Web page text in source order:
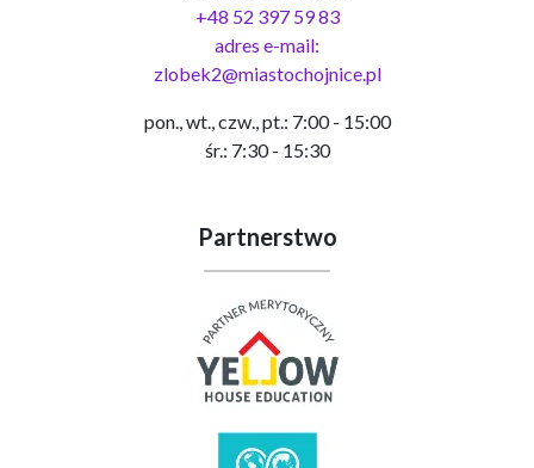
+48 52 397 59 83
adres e-mail:
zlobek2@miastochojnice.pl
pon., wt., czw., pt.: 7:00 - 15:00
śr.: 7:30 - 15:30
Partnerstwo